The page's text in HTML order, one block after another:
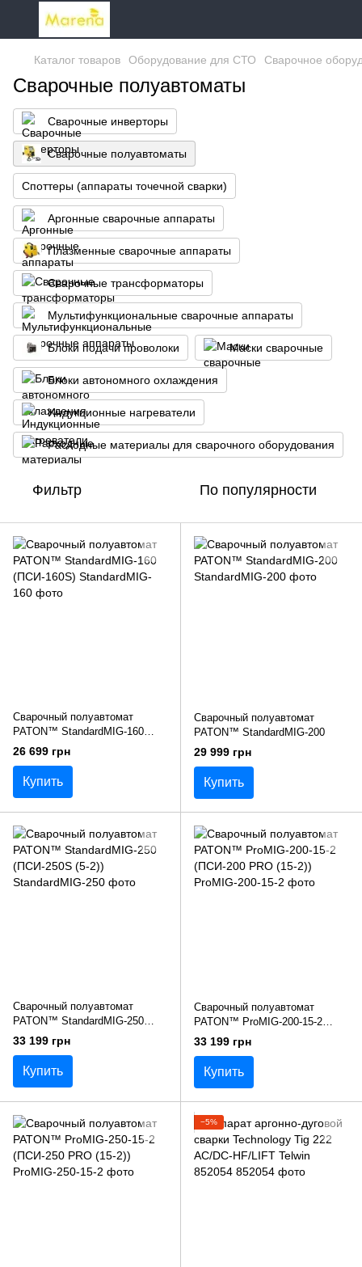
Каталог товаров Оборудование для СТО Сварочное
Сварочные полуавтоматы
Сварочные инверторы
Сварочные полуавтоматы
Споттеры (аппараты точечной сварки)
Аргонные сварочные аппараты
Плазменные сварочные аппараты
Сварочные трансформаторы
Мультифункциональные сварочные аппараты
Блоки подачи проволоки Маски сварочные
Блоки автономного охлаждения
Индукционные нагреватели
Расходные материалы для сварочного оборудования
Фильтр По популярности
Сварочный полуавтомат
PATON™ StandardMIG-160
(ПСИ-160S)
26 699 грн
Купить
Сварочный полуавтомат
PATON™ StandardMIG-200
29 999 грн
Купить
Сварочный полуавтомат
PATON™ StandardMIG-250
(ПСИ-250S (5-2))
33 199 грн
Купить
Сварочный полуавтомат
PATON™ ProMIG-200-15-2
(ПСИ-200 PRO (15-2))
33 199 грн
Купить
−5%